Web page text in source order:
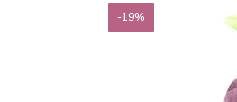
-19%